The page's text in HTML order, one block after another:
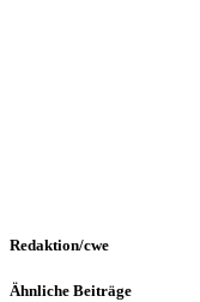
Redaktion/cwe
Ähnliche Beiträge